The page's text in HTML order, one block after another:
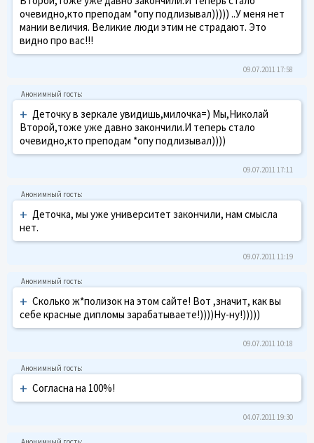
очевидно,кто преподам *опу подлизывал))))) ..У меня нет
мании величия. Великие люди этим не страдают. Это
видно про вас!!!
09.07.2011 17:58
+ Деточку в зеркале увидишь,милочка=) Мы,Николай
Второй,тоже уже давно закончили.И теперь стало
очевидно,кто преподам *опу подлизывал))))
09.07.2011 17:11
+ Деточка, мы уже университет закончили, нам смысла
нет.
09.07.2011 11:19
+ Сколько ж*полизок на этом сайте! Вот ,значит, как вы
себе красные дипломы зарабатываете!))))Ну-ну!)))))
09.07.2011 10:18
+ Согласна на 100%!
04.07.2011 19:30